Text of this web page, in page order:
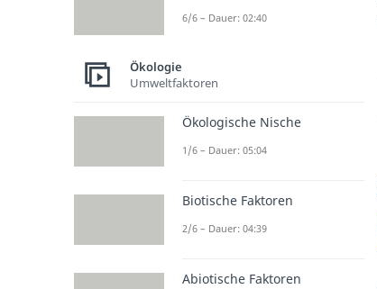
6/6 – Dauer: 02:40
Ökologie
Umweltfaktoren
Ökologische Nische
1/6 – Dauer: 05:04
Biotische Faktoren
2/6 – Dauer: 04:39
Abiotische Faktoren